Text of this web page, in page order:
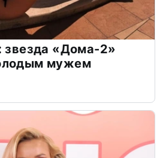
звезда «Дома-2»
мужем